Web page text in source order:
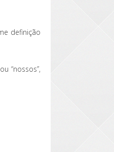
definição
“nossos”,